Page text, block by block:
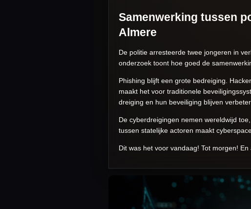
Samenwerking tussen
Almere
De politie arresteerde twee jongeren in
onderzoek toont hoe goed de
Phishing blijft een grote bedreiging.
maakt het voor traditionele
dreiging en hun beveiliging blijven
De cyberdreigingen nemen wereldwijd
tussen statelijke actoren maakt
Dit was het voor vandaag! Tot morgen!